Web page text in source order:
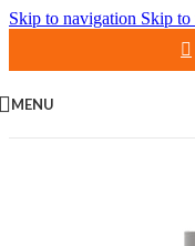
Skip to navigation Skip to
MENU